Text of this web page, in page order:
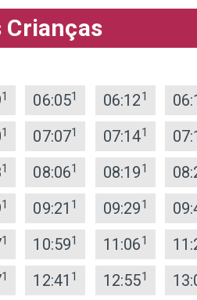
Crianças
1 06:051 06:121
1 07:071 07:141
1 08:061 08:191
1 09:21 1 09:291
1 10:591 11:061
1 12:41 1 12:551